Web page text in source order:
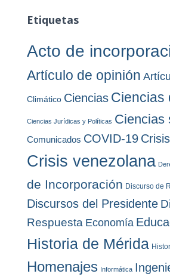
a
h
o
s
Etiquetas
Acto de
Artículo de opinión
Climático Ciencias Ciencias
Ciencias Jurídicas y Políticas Ciencias
Comunicados COVID-19
Crisis venezolana
de Incorporación Discurso de
Discursos del Presidente
Respuesta Economía
Historia de Mérida
Homenajes Informática